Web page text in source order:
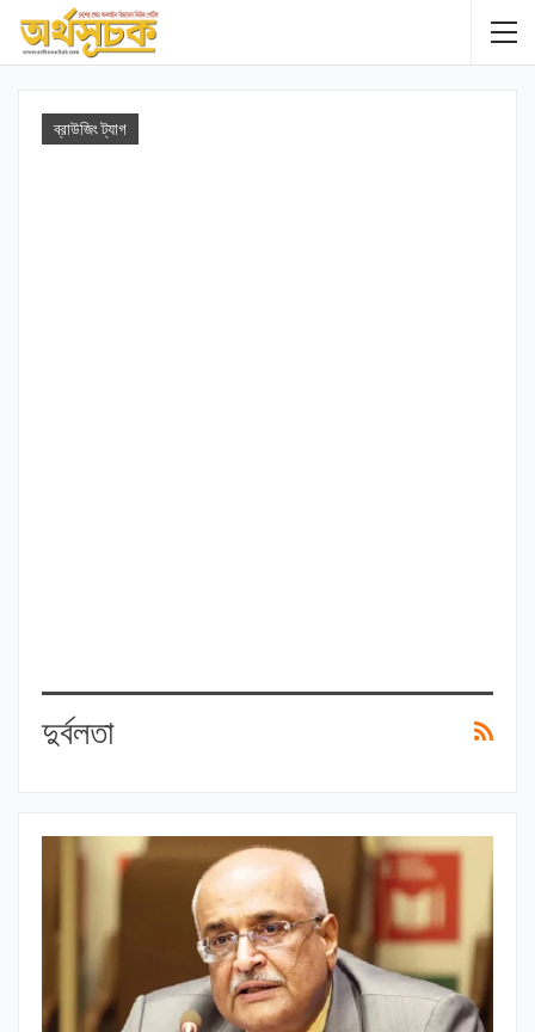
ব্রাউজিং ট্যাগ
দুর্বলতা